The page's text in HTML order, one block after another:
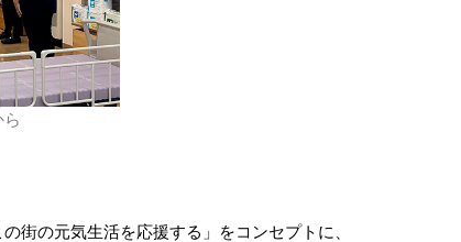
街の元気生活を応援する」をコンセプトに、